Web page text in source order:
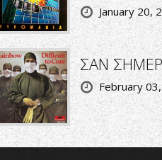
January 20,
ΣΑΝ
February